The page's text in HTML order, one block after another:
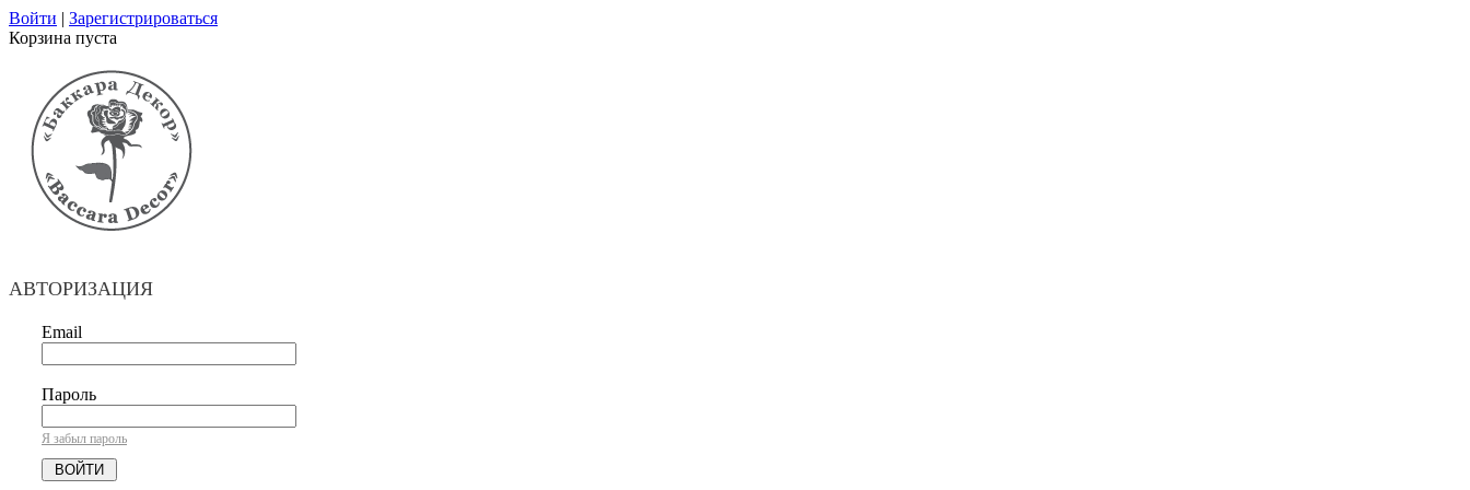
Войти | Зарегистрироваться
Корзина пуста
АВТОРИЗАЦИЯ
Email
Пароль
Я забыл пароль